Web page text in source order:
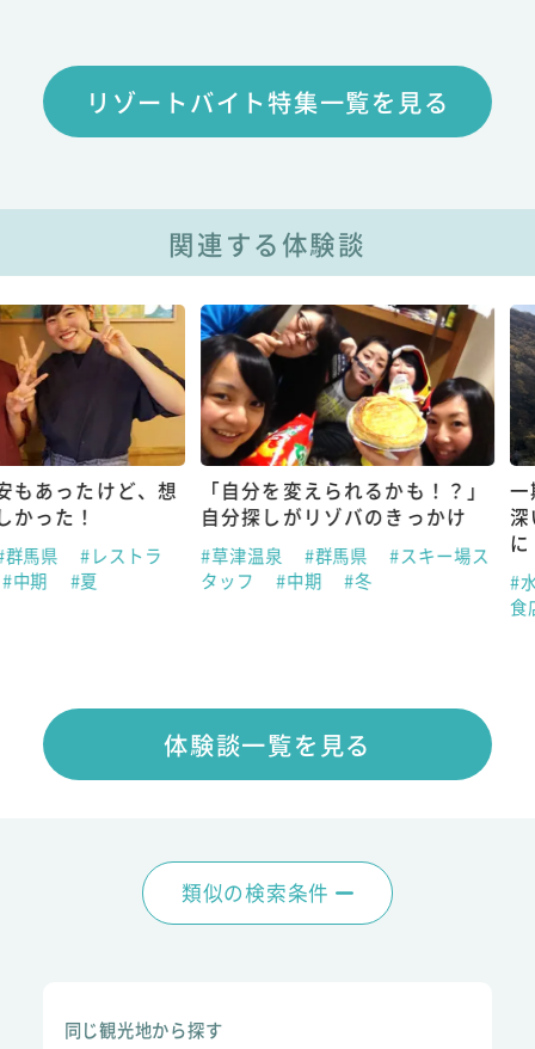
リゾートバイト特集一覧を見る
関連する体験談
けど、想
#レストラ
「自分を変えられるかも！？」
自分探しがリゾバのきっかけ
#草津温泉 #群馬県
#スキー場ス
#中期 #冬
一期一会
深い人間
に！
#
#短
体験談一覧を見る
類似の検索条件
同じ観光地から探す